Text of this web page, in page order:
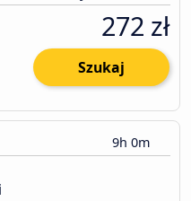
272 zł
Szukaj
9h 0m